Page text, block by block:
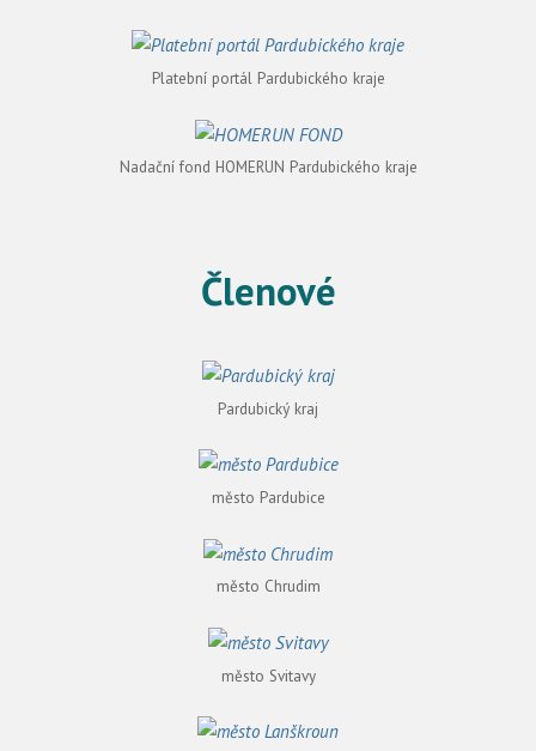
Platební portál Pardubického kraje
Nadační fond HOMERUN Pardubického kraje
Členové
Pardubický kraj
město Pardubice
město Chrudim
město Svitavy